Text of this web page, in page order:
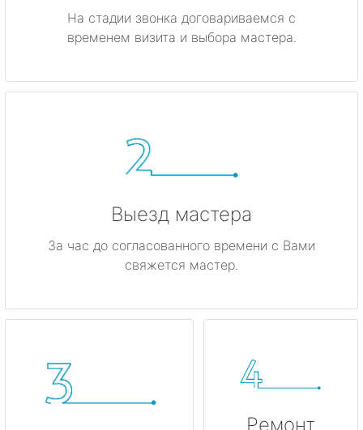
На стадии звонка договариваемся с
временем визита и выбора мастера.
Выезд мастера
За час до согласованного времени с Вами
свяжется мастер.
Ремонт